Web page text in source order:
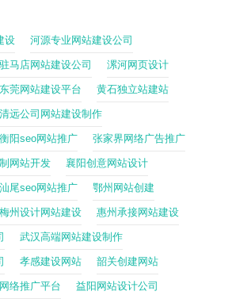
设 河源专业网站建设公司
驻马店网站建设公司 漯河网页设计
东莞网站建设平台 黄石独立站建站
清远公司网站建设制作
衡阳seo网站推广 张家界网络广告推广
网站开发 襄阳创意网站设计
汕尾seo网站推广 鄂州网站创建
梅州设计网站建设 惠州承接网站建设
武汉高端网站建设制作
孝感建设网站 韶关创建网站
络推广平台 益阳网站设计公司